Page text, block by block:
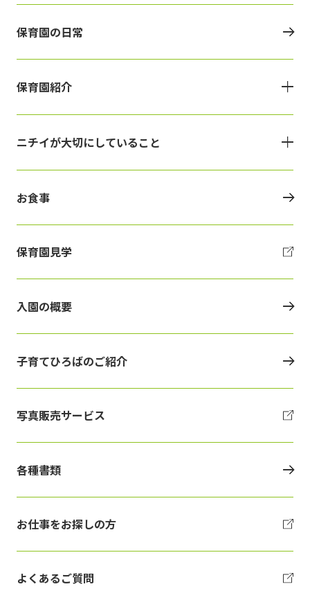
保育園の日常
保育園紹介
ニチイが大切にしていること
お食事
保育園見学
入園の概要
子育てひろばのご紹介
写真販売サービス
各種書類
お仕事をお探しの方
よくあるご質問